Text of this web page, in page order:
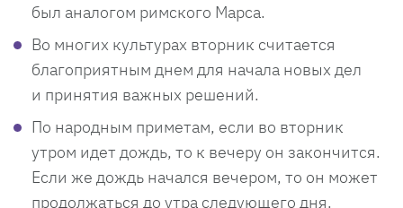
был аналогом римского Марса.
Во многих культурах вторник считается
благоприятным днем для начала новых дел
и принятия важных решений.
По народным приметам, если во вторник
утром идет дождь, то к вечеру он закончится.
Если же дождь начался вечером, то он может
продолжаться до утра следующего дня.